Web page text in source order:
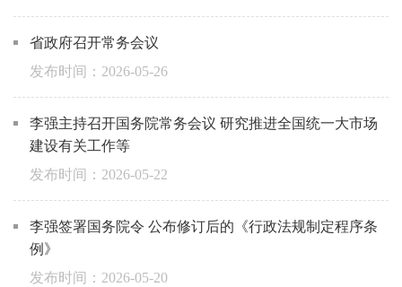
省政府召开常务会议
2026-05-26
李强主持召开国务院常务会议 研究推进全国统一大市场
建设有关工作等
2026-05-22
李强签署国务院令 公布修订后的《行政法规制定程序条
例》
2026-05-20